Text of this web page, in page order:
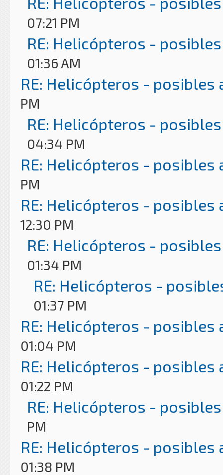
07:21 PM
RE: Helicópteros -
01:36 AM
RE: Helicópteros - posibles
PM
RE: Helicópteros -
04:34 PM
RE: Helicópteros - posibles
PM
RE: Helicópteros - posibles
12:30 PM
RE: Helicópteros -
01:34 PM
RE: Helicópteros -
01:37 PM
RE: Helicópteros - posibles
01:04 PM
RE: Helicópteros - posibles
01:22 PM
RE: Helicópteros -
PM
RE: Helicópteros - posibles
01:38 PM